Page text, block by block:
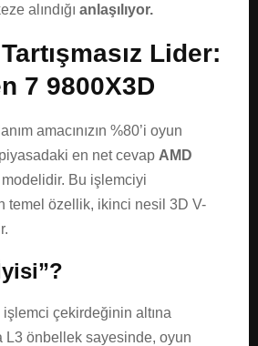
alındığı anlaşılıyor.
Lider:
7 9800X3D
amacınızın %80’i oyun
en net cevap AMD
modelidir. Bu işlemciyi
temel özellik, ikinci nesil 3D V-
çekirdeğinin altına
L3 önbellek sayesinde, oyun